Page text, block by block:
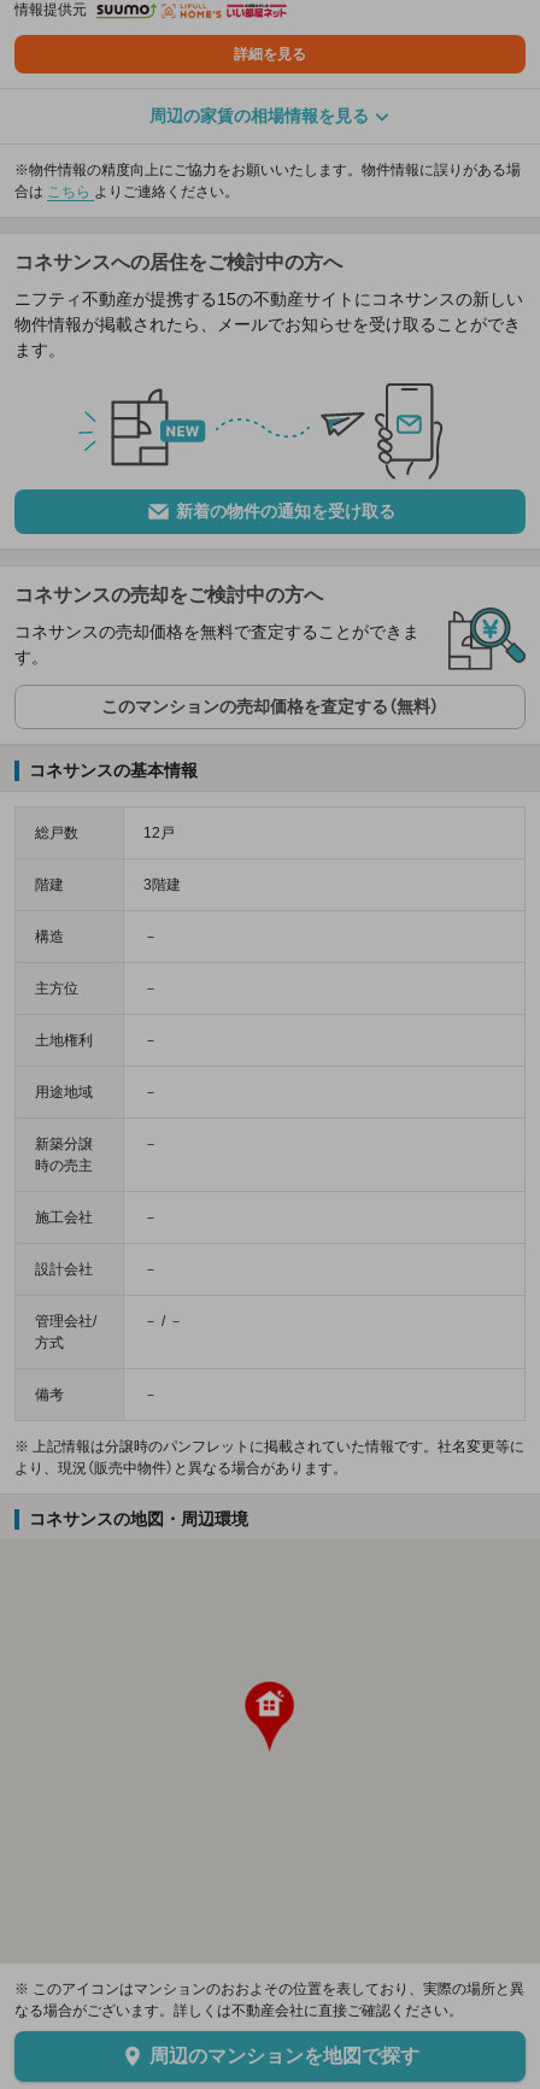
情報提供元
詳細を見る
周辺の家賃の相場情報を見る
※物件情報の精度向上にご協力をお願いいたします。物件情報に誤りがある場
合は こちら よりご連絡ください。
コネサンスへの居住をご検討中の方へ
ニフティ不動産が提携する15の不動産サイトにコネサンスの新しい
物件情報が掲載されたら、メールでお知らせを受け取ることができ
ます。
新着の物件の通知を受け取る
コネサンスの売却をご検討中の方へ
コネサンスの売却価格を無料で査定することができま
す。
このマンションの売却価格を査定する（無料）
コネサンスの基本情報
総戸数 12戸
階建 3階建
構造 －
主方位 －
土地権利 －
用途地域 －
新築分譲
時の売主
－
施工会社 －
設計会社 －
管理会社/
方式
－ / －
備考 －
※ 上記情報は分譲時のパンフレットに掲載されていた情報です。社名変更等に
より、現況（販売中物件）と異なる場合があります。
コネサンスの地図・周辺環境
※ このアイコンはマンションのおおよその位置を表しており、実際の場所と異
なる場合がございます。詳しくは不動産会社に直接ご確認ください。
周辺のマンションを地図で探す